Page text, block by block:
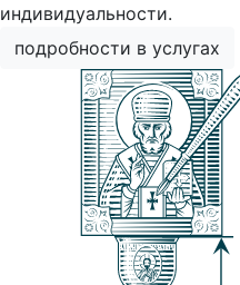
индивидуальности.
подробности в услугах